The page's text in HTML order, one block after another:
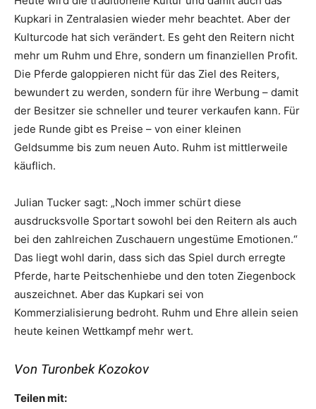
Kupkari in Zentralasien wieder mehr beachtet. Aber der
Kulturcode hat sich verändert. Es geht den Reitern nicht
mehr um Ruhm und Ehre, sondern um finanziellen Profit.
Die Pferde galoppieren nicht für das Ziel des Reiters,
bewundert zu werden, sondern für ihre Werbung – damit
der Besitzer sie schneller und teurer verkaufen kann. Für
jede Runde gibt es Preise – von einer kleinen
Geldsumme bis zum neuen Auto. Ruhm ist mittlerweile
käuflich.
Julian Tucker sagt: „Noch immer schürt diese
ausdrucksvolle Sportart sowohl bei den Reitern als auch
bei den zahlreichen Zuschauern ungestüme Emotionen.“
Das liegt wohl darin, dass sich das Spiel durch erregte
Pferde, harte Peitschenhiebe und den toten Ziegenbock
auszeichnet. Aber das Kupkari sei von
Kommerzialisierung bedroht. Ruhm und Ehre allein seien
heute keinen Wettkampf mehr wert.
Von Turonbek Kozokov
Teilen mit: